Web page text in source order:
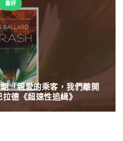
書評
「親愛的乘客，我們離開
德《超速性追緝》